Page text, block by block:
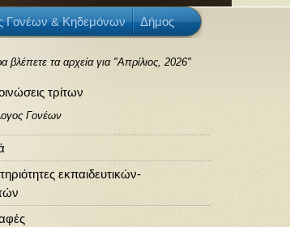
Γονέων & Κηδεμόνων Δήμος
βλέπετε τα αρχεία για "Απρίλιος, 2026"
τρίτων
Γονέων
εκπαιδευτικών-